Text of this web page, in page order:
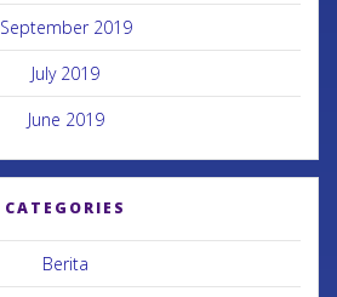
September 2019
July 2019
June 2019
CATEGORIES
Berita